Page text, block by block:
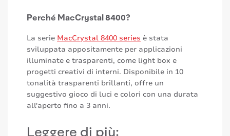
Perché MacCrystal 8400?
La serie MacCrystal 8400 series è stata
sviluppata appositamente per applicazioni
illuminate e trasparenti, come light box e
progetti creativi di interni. Disponibile in 10
tonalità trasparenti brillanti, offre un
suggestivo gioco di luci e colori con una durata
all'aperto fino a 3 anni.
Leggere di più: